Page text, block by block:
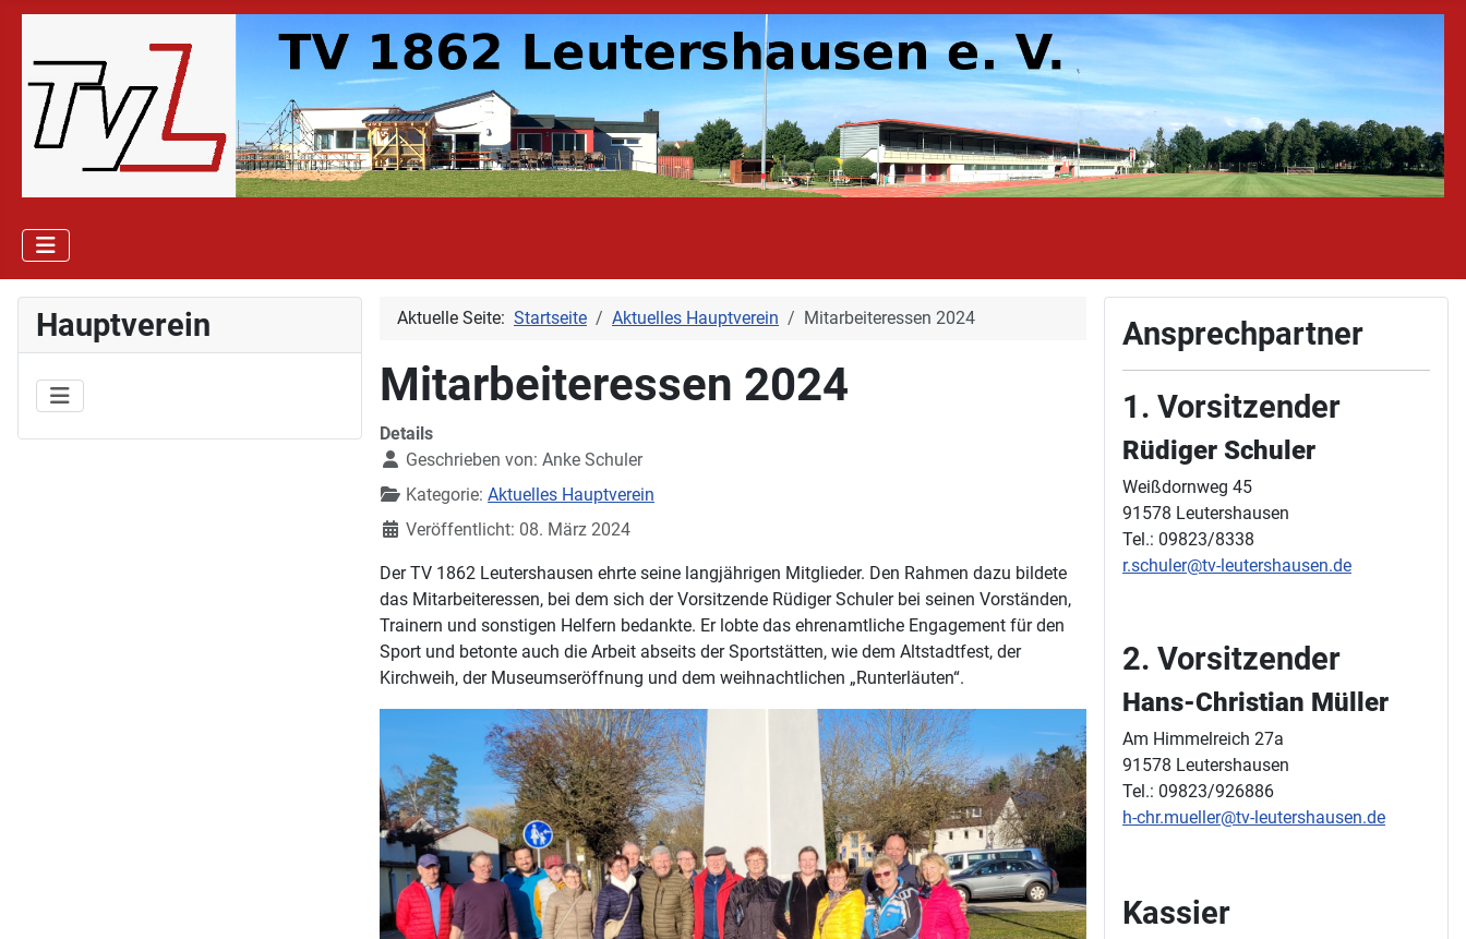
Hauptverein Aktuelle Seite: Startseite Aktuelles Hauptverein Mitarbeiteressen 2024
Mitarbeiteressen 2024
Details
Geschrieben von: Anke Schuler
Kategorie: Aktuelles Hauptverein
Veröffentlicht: 08. März 2024
Der TV 1862 Leutershausen ehrte seine langjährigen Mitglieder. Den Rahmen dazu bildete
das Mitarbeiteressen, bei dem sich der Vorsitzende Rüdiger Schuler bei seinen Vorständen,
Trainern und sonstigen Helfern bedankte. Er lobte das ehrenamtliche Engagement für den
Sport und betonte auch die Arbeit abseits der Sportstätten, wie dem Altstadtfest, der
Kirchweih, der Museumseröffnung und dem weihnachtlichen „Runterläuten“.
Ansprechpartner
1. Vorsitzender
Rüdiger Schuler
Weißdornweg 45
91578 Leutershausen
Tel.: 09823/8338
r.schuler@tv-leutershausen.de
2. Vorsitzender
Hans-Christian Müller
Am Himmelreich 27a
91578 Leutershausen
Tel.: 09823/926886
h-chr.mueller@tv-leutershausen.de
Kassier